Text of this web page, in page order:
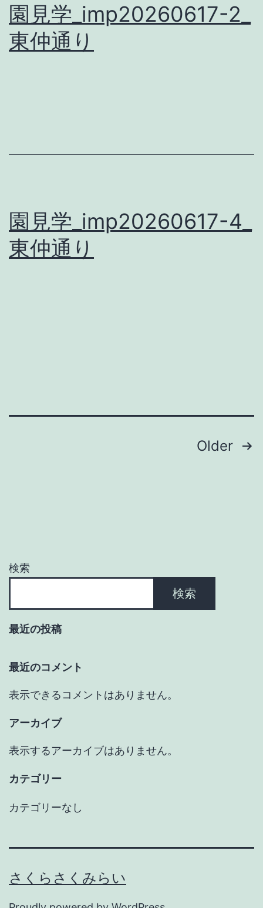
園見学_imp20260617-2_
東仲通り
園見学_imp20260617-4_
東仲通り
ジ
送
り
Older
検索
検索
最近の投稿
最近のコメント
表示できるコメントはありません。
アーカイブ
表示するアーカイブはありません。
カテゴリー
カテゴリーなし
さくらさくみらい